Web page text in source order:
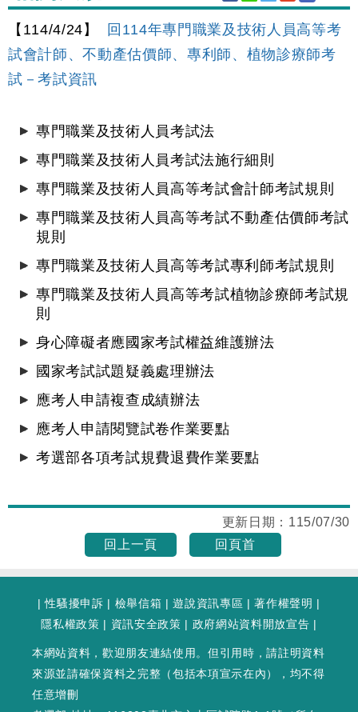
【114/4/24】
回114年專門職業及技術人員高等考
試會計師、不動產估價師、專利師、植物診療師考
試－考試資訊
專門職業及技術人員考試法
專門職業及技術人員考試法施行細則
專門職業及技術人員高等考試會計師考試規則
專門職業及技術人員高等考試不動產估價師考試
規則
專門職業及技術人員高等考試專利師考試規則
專門職業及技術人員高等考試植物診療師考試規
則
身心障礙者應國家考試權益維護辦法
國家考試試題疑義處理辦法
應考人申請複查成績辦法
應考人申請閱覽試卷作業要點
考選部各項考試規費退費作業要點
更新日期： 115/07/30
回上一頁
回頁首
|性騷擾申訴 | 檢舉信箱 |遊說資訊專區 |著作權聲明 |
隱私權政策 | 資訊安全政策 | 政府網站資料開放宣告 |
本網站資料，歡迎朋友連結使用。但引用時，請註明資料
來源並請確保資料之完整（包括本項宣示在內），均不得
任意增刪